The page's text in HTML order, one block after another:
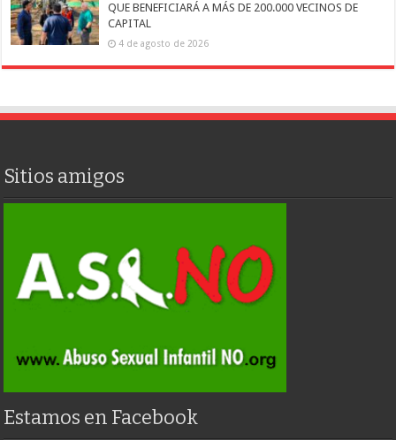
QUE BENEFICIARÁ A MÁS DE 200.000 VECINOS DE
CAPITAL
4 de agosto de 2026
Sitios amigos
Estamos en Facebook